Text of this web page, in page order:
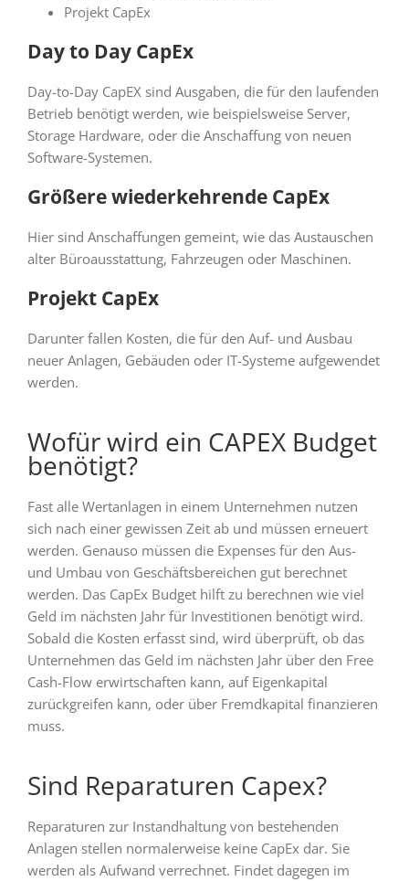
Projekt CapEx
Day to Day CapEx
Day-to-Day CapEX sind Ausgaben, die für den laufenden
Betrieb benötigt werden, wie beispielsweise Server,
Storage Hardware, oder die Anschaffung von neuen
Software-Systemen.
Größere wiederkehrende CapEx
Hier sind Anschaffungen gemeint, wie das Austauschen
alter Büroausstattung, Fahrzeugen oder Maschinen.
Projekt CapEx
Darunter fallen Kosten, die für den Auf- und Ausbau
neuer Anlagen, Gebäuden oder IT-Systeme aufgewendet
werden.
Wofür wird ein CAPEX Budget
benötigt?
Fast alle Wertanlagen in einem Unternehmen nutzen
sich nach einer gewissen Zeit ab und müssen erneuert
werden. Genauso müssen die Expenses für den Aus-
und Umbau von Geschäftsbereichen gut berechnet
werden. Das CapEx Budget hilft zu berechnen wie viel
Geld im nächsten Jahr für Investitionen benötigt wird.
Sobald die Kosten erfasst sind, wird überprüft, ob das
Unternehmen das Geld im nächsten Jahr über den Free
Cash-Flow erwirtschaften kann, auf Eigenkapital
zurückgreifen kann, oder über Fremdkapital finanzieren
muss.
Sind Reparaturen Capex?
Reparaturen zur Instandhaltung von bestehenden
Anlagen stellen normalerweise keine CapEx dar. Sie
werden als Aufwand verrechnet. Findet dagegen im